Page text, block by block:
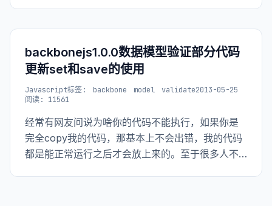
backbonejs1.0.0数据模型验证部分代码
更新set和save的使用
Javascript标签: backbone model validate2013-05-25
阅读: 11561
经常有网友问说为啥你的代码不能执行，如果你是
完全copy我的代码，那基本上不会出错，我的代码
都是能正常运行之后才会放上来的。至于很多人不